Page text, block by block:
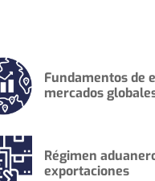
Fundamentos de
mercados
Régimen
exportaciones